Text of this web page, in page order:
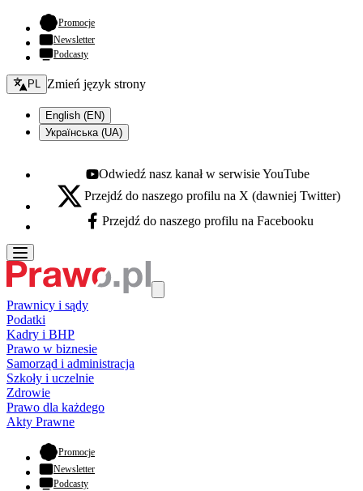
Promocje- otwiera się w nowej karcie
Newsletter
Podcasty
Zmień język - bieżący:
PL Zmień język strony
English (EN)
Українська (UA)
Youtube - otwiera się w nowej karcie
Odwiedź nasz kanał w serwisie YouTube
X - otwiera się w nowej karcie
Przejdź do naszego profilu na X (dawniej Twitter)
Facebook - otwiera się w nowej karcie
Przejdź do naszego profilu na Facebooku
Prawnicy i sądy
Podatki
Kadry i BHP
Prawo w biznesie
Samorząd i administracja
Szkoły i uczelnie
Zdrowie
Prawo dla każdego
Akty Prawne
Promocje- otwiera się w nowej karcie
Newsletter
Podcasty